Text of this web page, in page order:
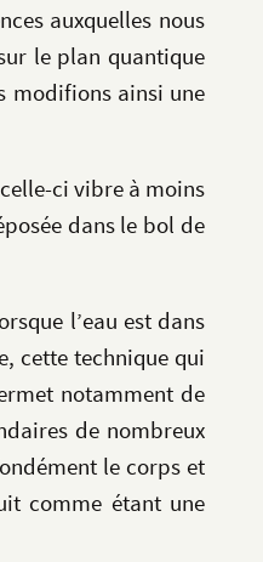
auxquelles nous
le plan quantique
modifions ainsi une
ci vibre à moins
dans le bol de
l’eau est dans
cette technique qui
notamment de
de nombreux
le corps et
comme étant une